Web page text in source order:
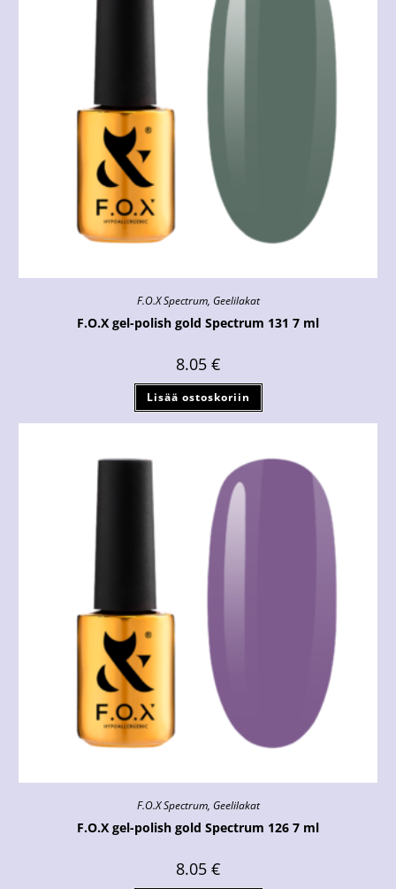
F.O.X Spectrum, Geelilakat
F.O.X gel-polish gold Spectrum 131 7 ml
8.05 €
Lisää ostoskoriin
F.O.X Spectrum, Geelilakat
F.O.X gel-polish gold Spectrum 126 7 ml
8.05 €